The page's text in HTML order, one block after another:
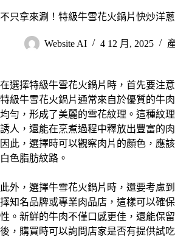
不只拿來涮！特級牛雪花火鍋片快炒洋
Website AI 4 12 月, 2025
在選擇特級牛雪花火鍋片時，首先要注
特級牛雪花火鍋片通常來自於優質的牛
均勻，形成了美麗的雪花紋理。這種紋
誘人，還能在烹煮過程中釋放出豐富的
因此，選擇時可以觀察肉片的顏色，應
白色脂肪紋路。
此外，選擇牛雪花火鍋片時，還要考慮
擇知名品牌或專業肉品店，這樣可以確
性。新鮮的牛肉不僅口感更佳，還能保
後，購買時可以詢問店家是否有提供試